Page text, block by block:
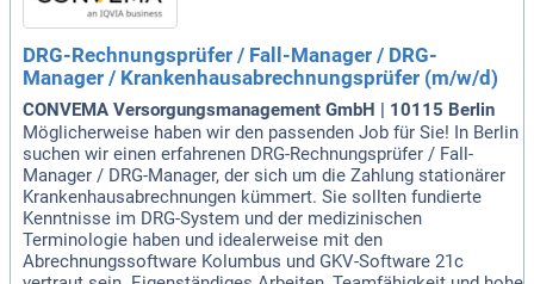
DRG-Rechnungsprüfer / Fall-Manager / DRG-
Manager / Krankenhausabrechnungsprüfer (m/w/d)
CONVEMA Versorgungsmanagement GmbH | 10115 Berlin
Möglicherweise haben wir den passenden Job für Sie! In Berlin
suchen wir einen erfahrenen DRG-Rechnungsprüfer / Fall-
Manager / DRG-Manager, der sich um die Zahlung stationärer
Krankenhausabrechnungen kümmert. Sie sollten fundierte
Kenntnisse im DRG-System und der medizinischen
Terminologie haben und idealerweise mit den
Abrechnungssoftware Kolumbus und GKV-Software 21c